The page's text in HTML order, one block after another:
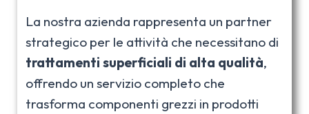
La nostra azienda rappresenta un partner
strategico per le attività che necessitano di
trattamenti superficiali di alta qualità,
offrendo un servizio completo che
trasforma componenti grezzi in prodotti